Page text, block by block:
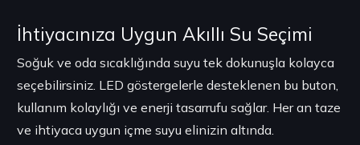
İhtiyacınıza Uygun Akıllı Su Seçimi
Soğuk ve oda sıcaklığında suyu tek dokunuşla kolayca
seçebilirsiniz. LED göstergelerle desteklenen bu buton,
kullanım kolaylığı ve enerji tasarrufu sağlar. Her an taze
ve ihtiyaca uygun içme suyu elinizin altında.